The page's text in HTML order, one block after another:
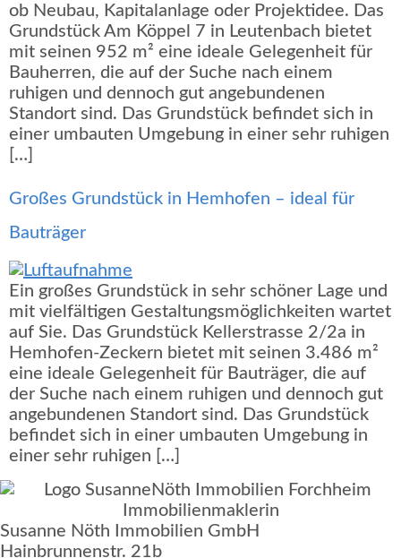
ob Neubau, Kapitalanlage oder Projektidee. Das
Grundstück Am Köppel 7 in Leutenbach bietet
mit seinen 952 m² eine ideale Gelegenheit für
Bauherren, die auf der Suche nach einem
ruhigen und dennoch gut angebundenen
Standort sind. Das Grundstück befindet sich in
einer umbauten Umgebung in einer sehr ruhigen
[…]
Großes Grundstück in Hemhofen – ideal für
Bauträger
Ein großes Grundstück in sehr schöner Lage und
mit vielfältigen Gestaltungsmöglichkeiten wartet
auf Sie. Das Grundstück Kellerstrasse 2/2a in
Hemhofen-Zeckern bietet mit seinen 3.486 m²
eine ideale Gelegenheit für Bauträger, die auf
der Suche nach einem ruhigen und dennoch gut
angebundenen Standort sind. Das Grundstück
befindet sich in einer umbauten Umgebung in
einer sehr ruhigen […]
Susanne Nöth Immobilien GmbH
Hainbrunnenstr. 21b